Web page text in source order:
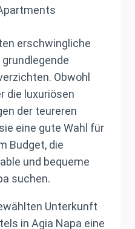
erschwingliche
Obwohl
die luxuriösen
der teureren
eine gute Wahl für
Budget, die
und bequeme
suchen.
Unterkunft
in Agia Napa eine